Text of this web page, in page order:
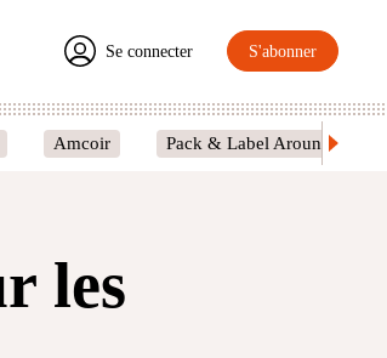
Se connecter S'abonner
Amcoir Pack & Label Around
les